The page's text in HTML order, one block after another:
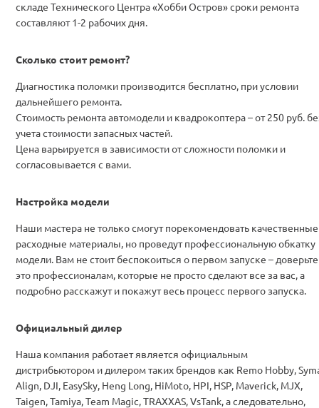
складе Технического Центра «Хобби Остров» сроки ремонта
составляют 1-2 рабочих дня.
Сколько стоит ремонт?
Диагностика поломки производится бесплатно, при условии
дальнейшего ремонта.
Стоимость ремонта автомодели и квадрокоптера – от 250 руб.
учета стоимости запасных частей.
Цена варьируется в зависимости от сложности поломки и
согласовывается с вами.
Настройка модели
Наши мастера не только смогут порекомендовать качественные
расходные материалы, но проведут профессиональную обкатку
модели. Вам не стоит беспокоиться о первом запуске – доверьте
это профессионалам, которые не просто сделают все за вас, а
подробно расскажут и покажут весь процесс первого запуска.
Официальный дилер
Наша компания работает является официальным
дистрибьютором и дилером таких брендов как Remo Hobby,
Align, DJI, EasySky, Heng Long, HiMoto, HPI, HSP, Maverick, MJX,
Taigen, Tamiya, Team Magic, TRAXXAS, VsTank, а следовательно,